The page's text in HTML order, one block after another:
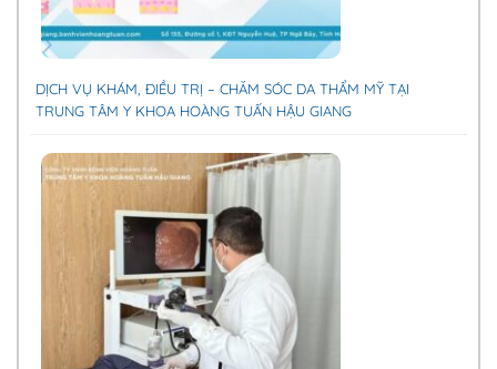
DỊCH VỤ KHÁM, ĐIỀU TRỊ – CHĂM SÓC DA THẨM MỸ TẠI
TRUNG TÂM Y KHOA HOÀNG TUẤN HẬU GIANG